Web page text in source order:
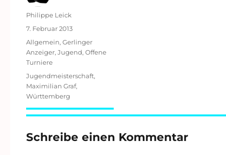
Autor
Philippe Leick
Veröffentlicht
am
7. Februar 2013
Kategorien
Allgemein, Gerlinger
Anzeiger, Jugend, Offene
Turniere
Schlagwörter
Jugendmeisterschaft,
Maximilian Graf,
Württemberg
Schreibe einen Kommentar